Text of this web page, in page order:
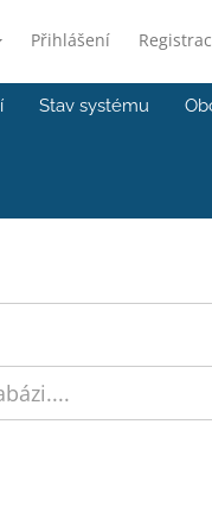
Přihlášení
Stav systému